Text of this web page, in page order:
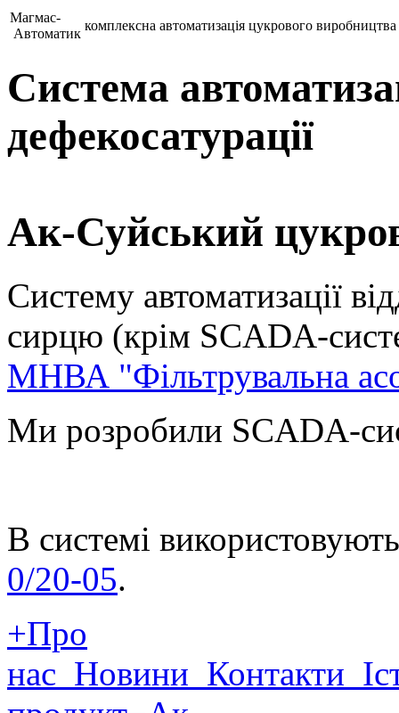
Магмас-
Автоматик
комплексна автоматизація цукрового виробництва
Система
дефекосатурації
Ак-Суйський
Систему автоматизації
сирцю (крім SCADA-
МНВА "Фільтрувальна
Ми розробили SCADA-
В системі
0/20-05.
+Про
нас Новини Контакти